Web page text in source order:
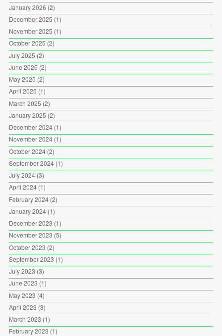
January 2026 (2)
December 2025 (1)
November 2025 (1)
October 2025 (2)
July 2025 (2)
June 2025 (2)
May 2025 (2)
April 2025 (1)
March 2025 (2)
January 2025 (2)
December 2024(1)
November 2024(1)
October 2024(2)
September 2024(1)
July 2024(3)
April 2024(1)
February 2024(2)
January 2024(1)
December 2023 (1)
November 2023 (5)
October 2023 (2)
September 2023 (1)
July 2023 (3)
June 2023 (1)
May 2023 (4)
April 2023 (3)
March 2023 (1)
February 2023 (1)